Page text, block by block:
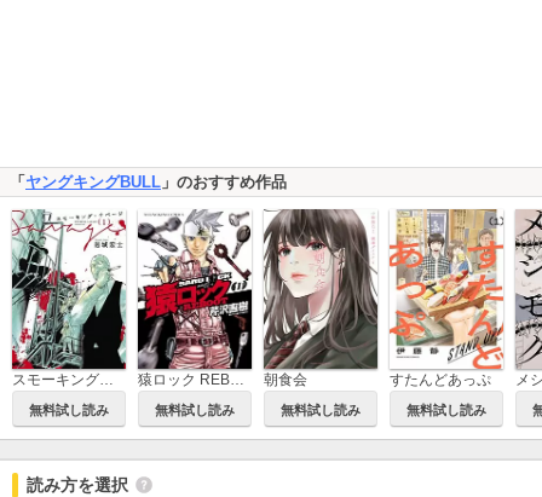
「 ヤングキングBULL 」のおすすめ作品
スモーキング・サベージ
無料試し読み
猿ロック REBOOT
無料試し読み
朝食会
無料試し読み
すたんどあっぷ
無料試し読み
読み方を選択